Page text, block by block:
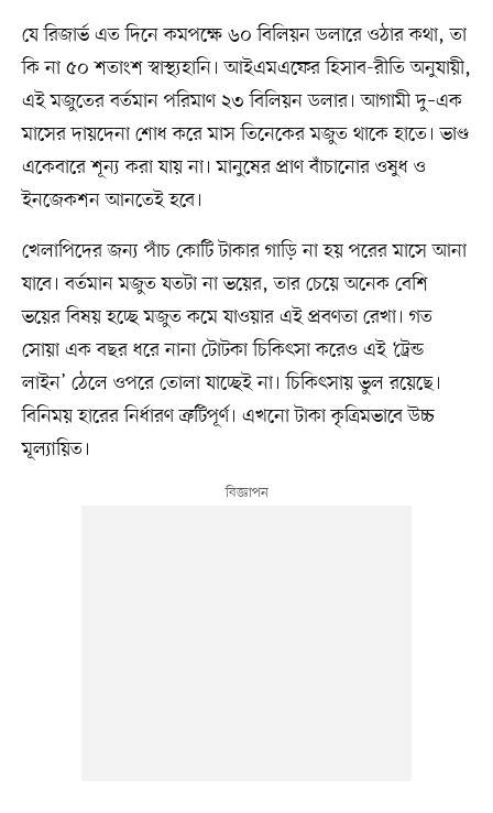
যে রিজার্ভ এত দিনে কমপক্ষে ৬০ বিলিয়ন ডলারে ওঠার কথা, তা
কি না ৫০ শতাংশ স্বাস্থ্যহানি। আইএমএফের হিসাব-রীতি অনুযায়ী,
এই মজুতের বর্তমান পরিমাণ ২৩ বিলিয়ন ডলার। আগামী দু–এক
মাসের দায়দেনা শোধ করে মাস তিনেকের মজুত থাকে হাতে। ভাণ্ড
একেবারে শূন্য করা যায় না। মানুষের প্রাণ বাঁচানোর ওষুধ ও
ইনজেকশন আনতেই হবে।
খেলাপিদের জন্য পাঁচ কোটি টাকার গাড়ি না হয় পরের মাসে আনা
যাবে। বর্তমান মজুত যতটা না ভয়ের, তার চেয়ে অনেক বেশি
ভয়ের বিষয় হচ্ছে মজুত কমে যাওয়ার এই প্রবণতা রেখা। গত
সোয়া এক বছর ধরে নানা টোটকা চিকিৎসা করেও এই ‘ট্রেন্ড
লাইন’ ঠেলে ওপরে তোলা যাচ্ছেই না। চিকিৎসায় ভুল রয়েছে।
বিনিময় হারের নির্ধারণ ত্রুটিপূর্ণ। এখনো টাকা কৃত্রিমভাবে উচ্চ
মূল্যায়িত।